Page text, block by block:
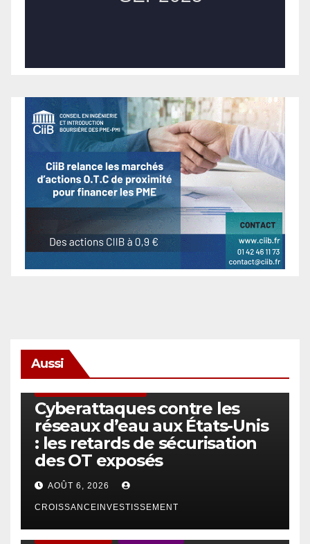
Aussi
Cyberattaques contre les
réseaux d’eau aux États-Unis
: les retards de sécurisation
des OT exposés
AOÛT 6, 2026
CROISSANCEINVESTISSEMENT